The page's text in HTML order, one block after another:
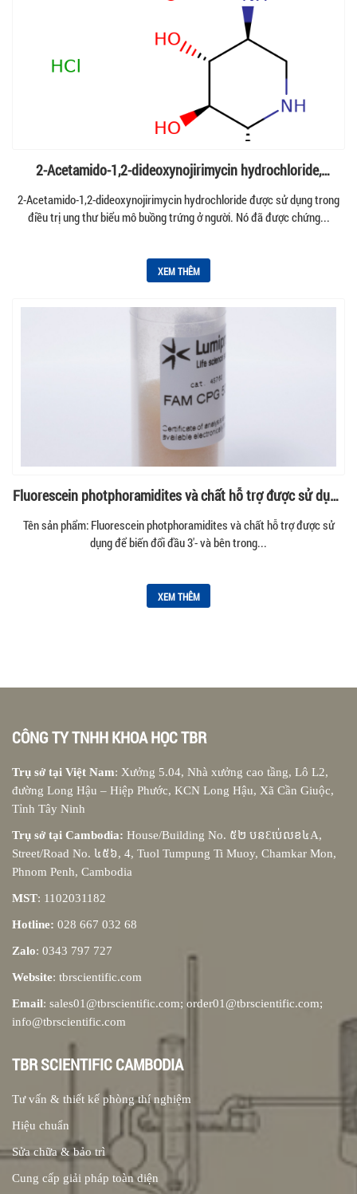
2-Acetamido-1,2-dideoxynojirimycin hydrochloride,
2-Acetamido-1,2-dideoxynojirimycin hydrochloride được sử dụng trong
điều trị ung thư biểu mô buồng trứng ở người. Nó đã được chứng...
XEM THÊM
Fluorescein photphoramidites và chất hỗ trợ được sử dụng
Tên sản phẩm: Fluorescein photphoramidites và chất hỗ trợ được sử
dụng để biến đổi đầu 3'- và bên trong...
XEM THÊM
CÔNG TY TNHH KHOA HỌC TBR
Trụ sở tại Việt Nam: Xưởng 5.04, Nhà xưởng cao tầng, Lô L2,
đường Long Hậu – Hiệp Phước, KCN Long Hậu, Xã Cần Giuộc,
Tỉnh Tây Ninh
Trụ sở tại Cambodia: House/Building No. ៥២ បនƐប់េលខ៤A,
Street/Road No. ៤៥៦, 4, Tuol Tumpung Ti Muoy, Chamkar Mon,
Phnom Penh, Cambodia
MST: 1102031182
Hotline: 028 667 032 68
Zalo: 0343 797 727
Website: tbrscientific.com
Email: sales01@tbrscientific.com; order01@tbrscientific.com;
info@tbrscientific.com
TBR SCIENTIFIC CAMBODIA
Tư vấn & thiết kế phòng thí nghiệm
Hiệu chuẩn
Sửa chữa & bảo trì
Cung cấp giải pháp toàn diện